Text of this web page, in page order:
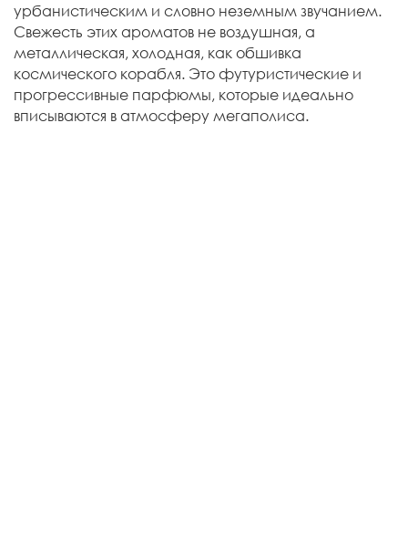
урбанистическим и словно неземным звучанием.
Свежесть этих ароматов не воздушная, а
металлическая, холодная, как обшивка
космического корабля. Это футуристические и
прогрессивные парфюмы, которые идеально
вписываются в атмосферу мегаполиса.